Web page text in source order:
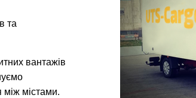
та
вантажів
між містами.